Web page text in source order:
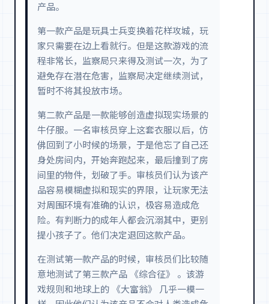
产品。
第一款产品是玩具士兵变换着花样攻城，玩
家只需要在边上看就行。但是这款游戏的流
程非常长，监察局只来得及测试一次，为了
避免存在潜在危害，监察局决定继续测试，
暂时不将其投放市场。
第二款产品是一款能够创造虚拟现实场景的
牛仔服。一名审核员穿上这套衣服以后，仿
佛回到了小时候的场景，于是他忘了自己还
身处房间内，开始奔跑起来，最后撞到了房
间里的物件，划破了手。审核员们认为该产
品容易模糊虚拟和现实的界限，让玩家无法
对周围环境有准确的认识，极容易造成危
险。有判断力的成年人都会沉溺其中，更别
提小孩子了。他们决定退回这款产品。
在测试第一款产品的时候，审核员们比较随
意地测试了第三款产品 《综合征》 。该游
戏规则和地球上的 《大富翁》 几乎一模一